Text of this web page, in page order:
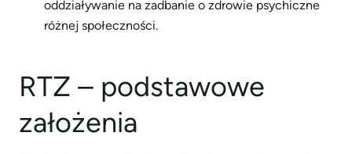
oddziaływanie na zadbanie o zdrowie psychiczne
różnej społeczności.
RTZ – podstawowe
założenia